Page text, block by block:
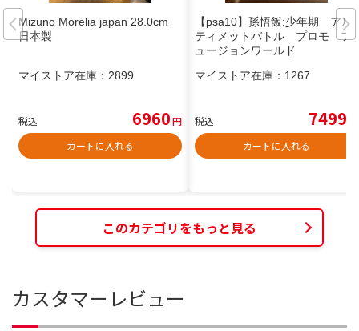
Mizuno Morelia japan 28.0cm
日本製
マイストア在庫： 2899
税込 6960円
カートに入れる
【psa10】孫悟飯:少年期 アル
ティメットバトル プロモ フ
ュージョンワールド
マイストア在庫： 1267
税込 7499
カートに入れる
このカテゴリをもっと見る
カスタマーレビュー